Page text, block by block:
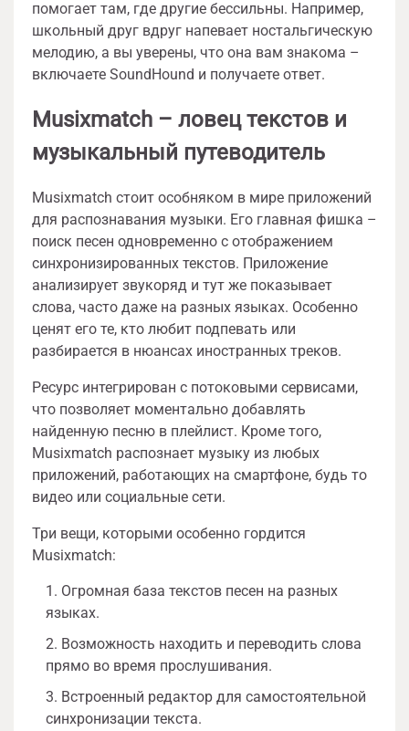
помогает там, где другие бессильны. Например,
школьный друг вдруг напевает ностальгическую
мелодию, а вы уверены, что она вам знакома –
включаете SoundHound и получаете ответ.
Musixmatch – ловец текстов и
музыкальный путеводитель
Musixmatch стоит особняком в мире приложений
для распознавания музыки. Его главная фишка –
поиск песен одновременно с отображением
синхронизированных текстов. Приложение
анализирует звукоряд и тут же показывает
слова, часто даже на разных языках. Особенно
ценят его те, кто любит подпевать или
разбирается в нюансах иностранных треков.
Ресурс интегрирован с потоковыми сервисами,
что позволяет моментально добавлять
найденную песню в плейлист. Кроме того,
Musixmatch распознает музыку из любых
приложений, работающих на смартфоне, будь то
видео или социальные сети.
Три вещи, которыми особенно гордится
Musixmatch:
Огромная база текстов песен на разных
языках.
Возможность находить и переводить слова
прямо во время прослушивания.
Встроенный редактор для самостоятельной
синхронизации текста.